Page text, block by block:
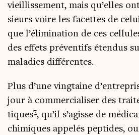
vieillis­se­ment, mais qu’elles
sieurs voire les facettes de
que l’élimination de ces
des effets pré­ven­tifs éten­dus
mala­dies différentes.
Plus d’une ving­taine
jour à com­mer­cia­li­ser des
tiques7, qu’il s’a­gisse de
chi­miques appe­lés pep­tides,